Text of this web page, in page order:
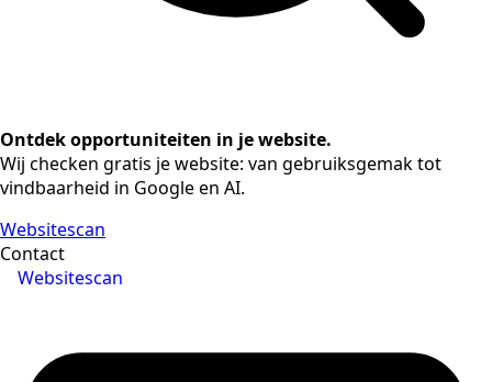
Ontdek opportuniteiten in je website.
Wij checken gratis je website: van gebruiksgemak tot
vindbaarheid in Google en AI.
Websitescan
Websitescan
Contact